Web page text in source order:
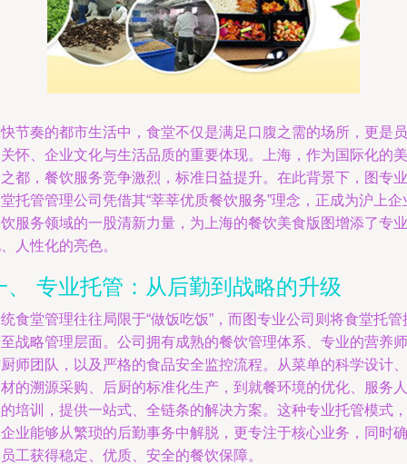
节奏的都市生活中，食堂不仅是满足口腹之需的场所，更是员
怀、企业文化与生活品质的重要体现。上海，作为国际化的美
都，餐饮服务竞争激烈，标准日益提升。在此背景下，图专业
托管管理公司凭借其“莘莘优质餐饮服务”理念，正成为沪上企
服务领域的一股清新力量，为上海的餐饮美食版图增添了专业
人性化的亮色。
、 专业托管：从后勤到战略的升级
食堂管理往往局限于“做饭吃饭”，而图专业公司则将食堂托管
战略管理层面。公司拥有成熟的餐饮管理体系、专业的营养师
师团队，以及严格的食品安全监控流程。从菜单的科学设计、
的溯源采购、后厨的标准化生产，到就餐环境的优化、服务人
培训，提供一站式、全链条的解决方案。这种专业托管模式，
业能够从繁琐的后勤事务中解脱，更专注于核心业务，同时确
工获得稳定、优质、安全的餐饮保障。